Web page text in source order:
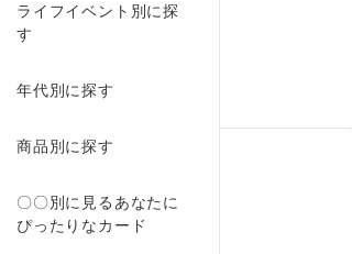
ライフイベント別に探
す
年代別に探す
商品別に探す
〇〇別に見るあなたに
ぴったりなカード